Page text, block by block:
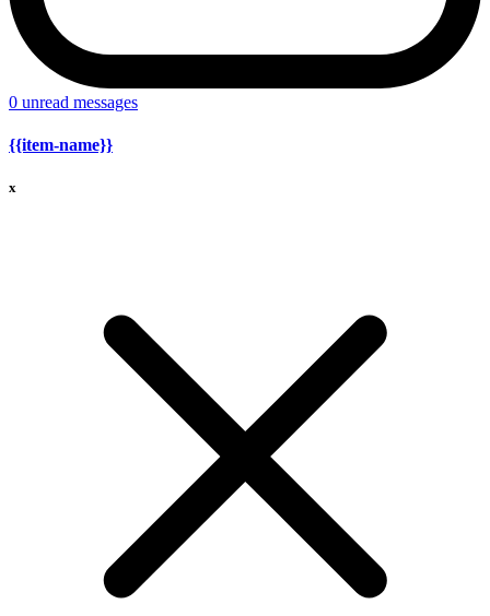
0 unread messages
{{item-name}}
x